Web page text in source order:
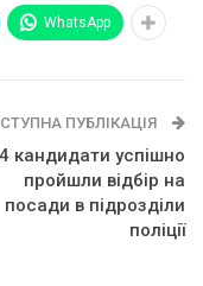
WhatsApp
ПУБЛІКАЦІЯ
кандидати успішно
пройшли відбір на
посади в підрозділи
поліції